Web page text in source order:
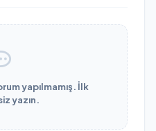
yapılmamış. İlk
yazın.